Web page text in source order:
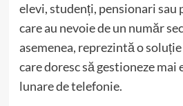
elevi, studenți, pensionari sau
care au nevoie de un număr
asemenea, reprezintă o
care doresc să gestioneze
lunare de telefonie.